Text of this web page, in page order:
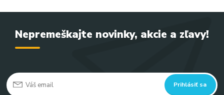
Nepremeškajte novinky, akcie a zľavy!
Prihlásiť sa